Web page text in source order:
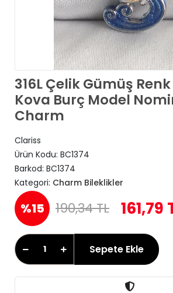
316L Çelik Gümüş
Kova Burç Model
Charm
Clariss
Ürün Kodu: BC1374
Barkod: BC1374
Kategori: Charm Bileklikler
%15 190,34 TL 161,79
Sepete Ekle